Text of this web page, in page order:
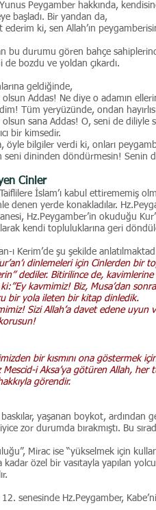
Peygamber hakkında,
başladı. Bir yandan da,
ederim ki, sen Allah’ın
bu durumu gören bahçe
de bozdu ve yoldan çıkardı.
geldiğinde,
olsun Addas! Ne diye o adamın
Tüm yeryüzünde, ondan
olsun sana Addas! O, seni de diliyle
bir kimsedir.
öyle bilgiler verdi ki, onları
seni dininden döndürmesin! Senin
Cinler
İslam’ı kabul ettirememiş
denen yerde konakladılar.
Hz.Peygamber’in okuduğu
kendi topluluklarına geri
ı Kerim’de şu şekilde
dinlemeleri için Cinlerden
dediler. Bitirilince de, kavimlerine
ki:”Ey kavmimiz! Biz, Musa’dan
bir yola ileten bir kitap dinledik.
Sizi Allah’a davet edene uyun
bir kısmını ona göstermek
Mescid-i Aksa’ya götüren Allah,
görendir.
yaşanan boykot, ardından
zor durumda bırakmıştı. Bu
Mirac ise “yükselmek için
kadar özel bir vasıtayla yapılan
senesinde Hz.Peygamber,